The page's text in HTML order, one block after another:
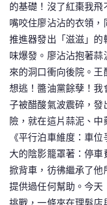
的基礎！沒了紅棗我
嘴咬住廖沾沾的衣領，
推進器發出「滋滋」
味爆發。廖沾沾抱著
來的洞口衝向後院。王
想逃！醬油黨餘孽！
子被醋酸氣波震碎，發
險，就在這片蒜泥、中
《平行泊車維度：車
大的陰影籠罩著：停
掀背車，彷彿繼承了
提供過任何幫助。今
挑戰，一條夾在理髮